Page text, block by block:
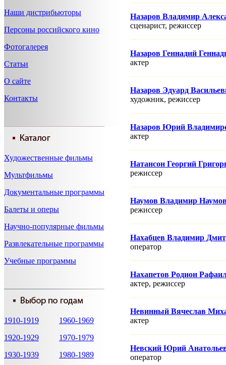
Наши дистрибьюторы
Персоны российского кино
Фотогалерея
Статьи
О сайте
Контакты
Художественные фильмы
Мультфильмы
Документальные программы
Балеты и оперы
Научно-популярные фильмы
Развлекательные программы
Учебные программы
1910-1919
1960-1969
1920-1929
1970-1979
1930-1939
1980-1989
Назаров Владимир
сценарист, режисcер
Назаров Геннадий
актер
Назаров Эдуард
художник, режисcер
Назаров Юрий
актер
Натансон Георгий
режисcер
Наумов Владимир
режисcер
Нахабцев Владимир
оператор
Нахапетов Родион
актер, режисcер
Невинный Вячеслав
актер
Невский Юрий
оператор